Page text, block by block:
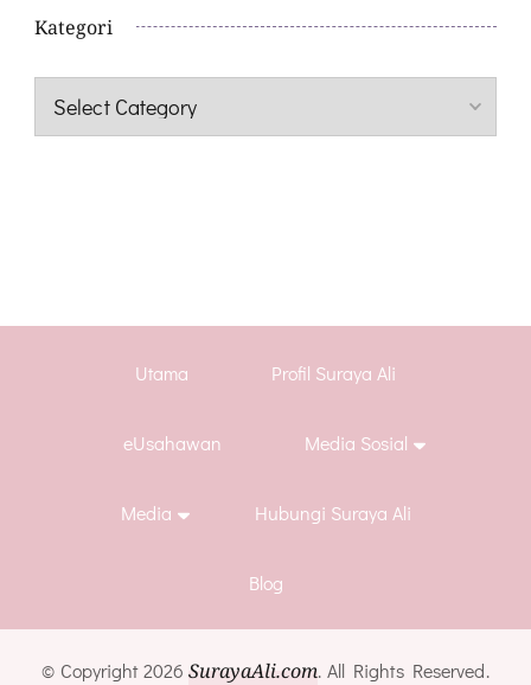
Kategori
Kategori
Utama Profil Suraya Ali
eUsahawan Media Sosial
Media Hubungi Suraya Ali
Blog
© Copyright 2026SurayaAli.com. All Rights Reserved.